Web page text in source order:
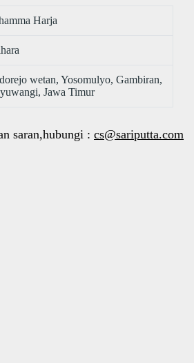
Harja
wetan, Yosomulyo, Gambiran,
Jawa Timur
saran,hubungi : cs@sariputta.com